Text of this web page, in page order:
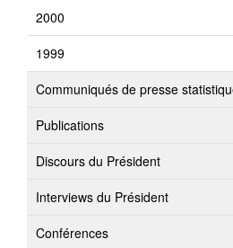
2000
1999
Communiqués de presse
Publications
Discours du Président
Interviews du Président
Conférences